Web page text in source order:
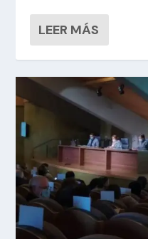
LEER MÁS